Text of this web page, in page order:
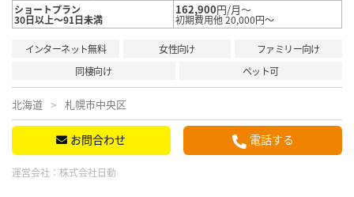
ショートプラン
30日以上～91日未満
162,900円/月～
初期費用他 20,000円～
インターネット無料 女性向け
ファミリー向け
同棲向け
ペット可
北海道 札幌市中央区
お問合わせ 電話する
運営会社： 株式会社日動